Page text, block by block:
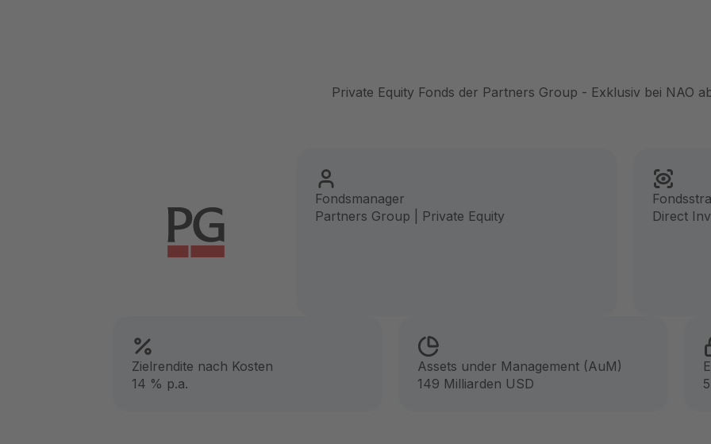
Private Equity Fonds der Partners Group - Exklusiv bei NAO
Fondsmanager
Partners Group | Private Equity
Direct
Zielrendite nach Kosten
14 % p.a.
Assets under Management (AuM)
149 Milliarden USD